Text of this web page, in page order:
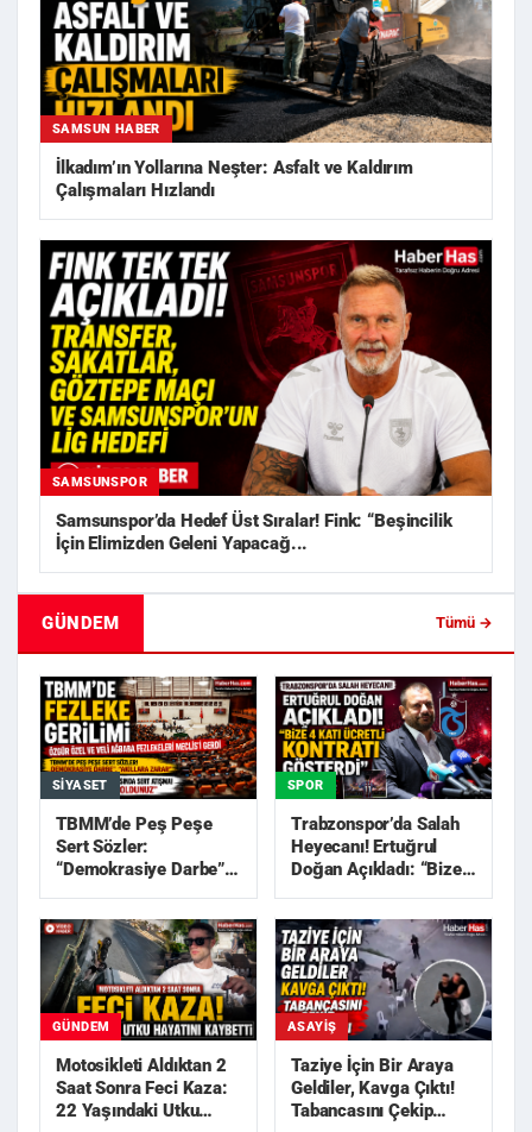
SAMSUN HABER
İlkadım’ın Yollarına Neşter: Asfalt ve Kaldırım
Çalışmaları Hızlandı
SAMSUNSPOR
Samsunspor’da Hedef Üst Sıralar! Fink: “Beşincilik
İçin Elimizden Geleni Yapacağ...
GÜNDEM Tümü →
SIYASET
TBMM’de Peş Peşe
Sert Sözler:
“Demokrasiye Darbe”,
SPOR
Trabzonspor’da Salah
Heyecanı! Ertuğrul
Doğan Açıkladı: “Bize
GÜNDEM
Motosikleti Aldıktan 2
Saat Sonra Feci Kaza:
22 Yaşındaki Utku
ASAYIŞ
Taziye İçin Bir Araya
Geldiler, Kavga Çıktı!
Tabancasını Çekip